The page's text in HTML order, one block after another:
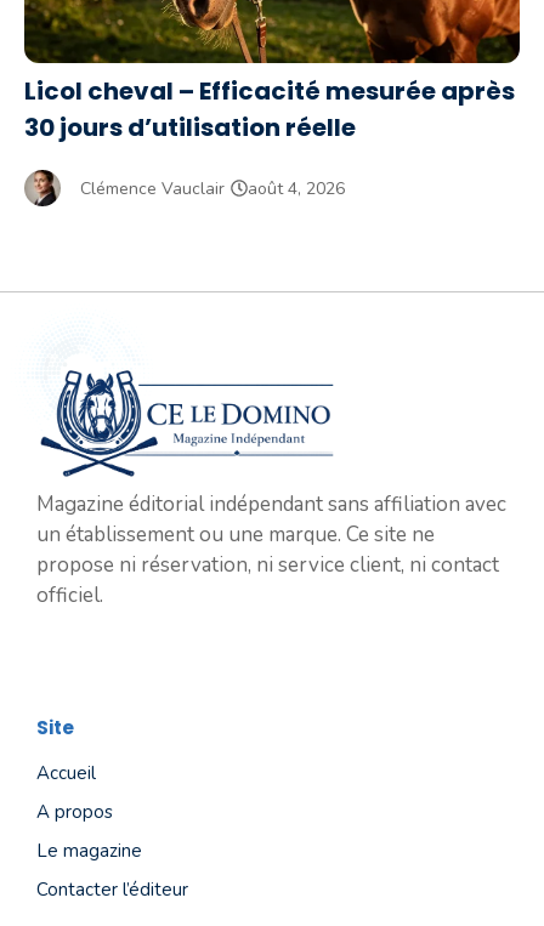
Licol cheval – Efficacité mesurée après
30 jours d’utilisation réelle
Clémence Vauclair août 4, 2026
Magazine éditorial indépendant sans affiliation avec
un établissement ou une marque. Ce site ne
propose ni réservation, ni service client, ni contact
officiel.
Site
Accueil
A propos
Le magazine
Contacter l’éditeur